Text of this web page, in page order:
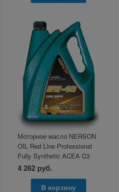
Моторное масло NERSON
OIL Red Line Professional
Fully Synthetic ACEA C3
5W-40 4л
4 262 руб.
В корзину